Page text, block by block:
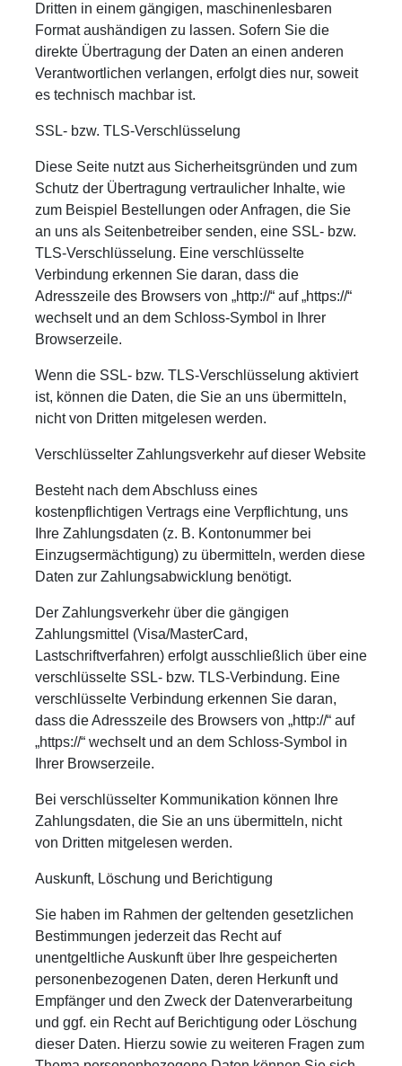
Dritten in einem gängigen, maschinenlesbaren
Format aushändigen zu lassen. Sofern Sie die
direkte Übertragung der Daten an einen anderen
Verantwortlichen verlangen, erfolgt dies nur, soweit
es technisch machbar ist.
SSL- bzw. TLS-Verschlüsselung
Diese Seite nutzt aus Sicherheitsgründen und zum
Schutz der Übertragung vertraulicher Inhalte, wie
zum Beispiel Bestellungen oder Anfragen, die Sie
an uns als Seitenbetreiber senden, eine SSL- bzw.
TLS-Verschlüsselung. Eine verschlüsselte
Verbindung erkennen Sie daran, dass die
Adresszeile des Browsers von „http://“ auf „https://“
wechselt und an dem Schloss-Symbol in Ihrer
Browserzeile.
Wenn die SSL- bzw. TLS-Verschlüsselung aktiviert
ist, können die Daten, die Sie an uns übermitteln,
nicht von Dritten mitgelesen werden.
Verschlüsselter Zahlungsverkehr auf dieser Website
Besteht nach dem Abschluss eines
kostenpflichtigen Vertrags eine Verpflichtung, uns
Ihre Zahlungsdaten (z. B. Kontonummer bei
Einzugsermächtigung) zu übermitteln, werden diese
Daten zur Zahlungsabwicklung benötigt.
Der Zahlungsverkehr über die gängigen
Zahlungsmittel (Visa/MasterCard,
Lastschriftverfahren) erfolgt ausschließlich über eine
verschlüsselte SSL- bzw. TLS-Verbindung. Eine
verschlüsselte Verbindung erkennen Sie daran,
dass die Adresszeile des Browsers von „http://“ auf
„https://“ wechselt und an dem Schloss-Symbol in
Ihrer Browserzeile.
Bei verschlüsselter Kommunikation können Ihre
Zahlungsdaten, die Sie an uns übermitteln, nicht
von Dritten mitgelesen werden.
Auskunft, Löschung und Berichtigung
Sie haben im Rahmen der geltenden gesetzlichen
Bestimmungen jederzeit das Recht auf
unentgeltliche Auskunft über Ihre gespeicherten
personenbezogenen Daten, deren Herkunft und
Empfänger und den Zweck der Datenverarbeitung
und ggf. ein Recht auf Berichtigung oder Löschung
dieser Daten. Hierzu sowie zu weiteren Fragen zum